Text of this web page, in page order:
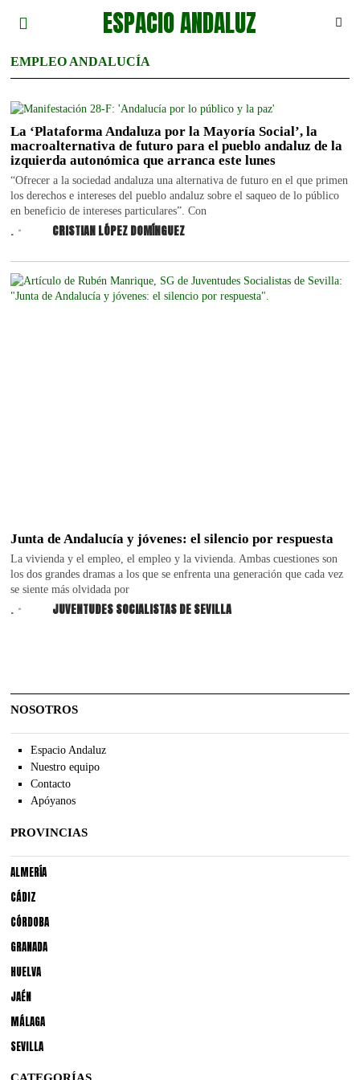
ESPACIO ANDALUZ
EMPLEO ANDALUCÍA
La ‘Plataforma Andaluza por la Mayoría Social’, la
macroalternativa de futuro para el pueblo andaluz de la
izquierda autonómica que arranca este lunes
“Ofrecer a la sociedad andaluza una alternativa de futuro en el que primen
los derechos e intereses del pueblo andaluz sobre el saqueo de lo público
en beneficio de intereses particulares”. Con
. CRISTIAN LÓPEZ DOMÍNGUEZ
Junta de Andalucía y jóvenes: el silencio por respuesta
La vivienda y el empleo, el empleo y la vivienda. Ambas cuestiones son
los dos grandes dramas a los que se enfrenta una generación que cada vez
se siente más olvidada por
. JUVENTUDES SOCIALISTAS DE SEVILLA
NOSOTROS
Espacio Andaluz
Nuestro equipo
Contacto
Apóyanos
PROVINCIAS
ALMERÍA
CÁDIZ
CÓRDOBA
GRANADA
HUELVA
JAÉN
MÁLAGA
SEVILLA